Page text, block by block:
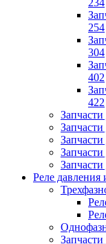
234
254
304
402
422
Реле давления